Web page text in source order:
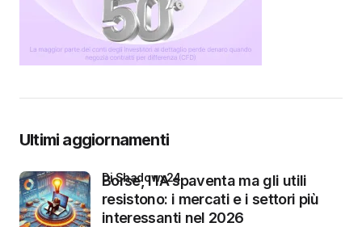
Ultimi aggiornamenti
Borse, l’IA spaventa ma gli utili
resistono: i mercati e i settori più
interessanti nel 2026
di Shadowx24